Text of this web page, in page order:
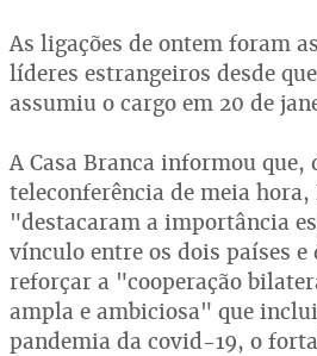
As ligações de ontem foram
líderes estrangeiros desde
assumiu o cargo em 20 de
A Casa Branca informou que,
teleconferência de meia
"destacaram a importância
vínculo entre os dois países
reforçar a "cooperação
ampla e ambiciosa" que
pandemia da covid-19, o